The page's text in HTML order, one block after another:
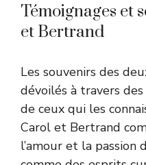
Témoignages et
et Bertrand
Les souvenirs des
dévoilés à travers
de ceux qui les
Carol et Bertrand
l’amour et la passion